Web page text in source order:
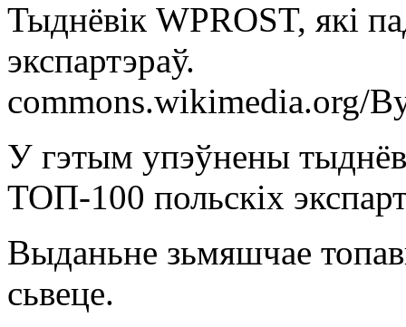
Тыднёвік WPROST, які
экспартэраў.
commons.wikimedia.org/
У гэтым упэўнены
ТОП-100 польскіх
Выданьне зьмяшчае
сьвеце.